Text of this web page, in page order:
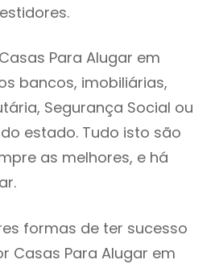
Para Alugar em
bancos, imobiliárias,
Segurança Social ou
estado. Tudo isto são
as melhores, e há
formas de ter sucesso
Casas Para Alugar em